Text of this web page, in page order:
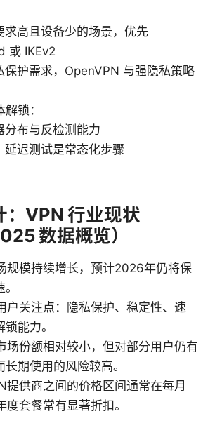
求高且设备少的场景，优先
或 IKEv2
保护需求，OpenVPN 与强隐私策略
锁：
分布与反检测能力
延迟测试是常态化步骤
：VPN 行业现状
数据概览）
规模持续增长，预计2026年仍将保
户关注点：隐私保护、稳定性、速
能力。
场份额相对较小，但对部分用户仍有
期使用的风险较高。
提供商之间的价格区间通常在每月
度套餐常有显著折扣。